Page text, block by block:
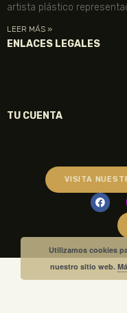
artista plástico
LEER MÁS »
ENLACES LEGALES
TU CUENTA
VISITA
Utilizamos cookies
nuestro sitio web.